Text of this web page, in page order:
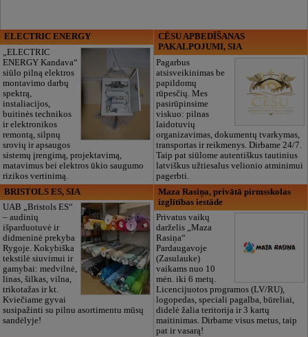
ELECTRIC ENERGY
„ELECTRIC
ENERGY Kandava“
siūlo pilną elektros
montavimo darbų
spektrą,
instaliacijos,
buitinės technikos
ir elektronikos
remontą, silpnų
srovių ir apsaugos
sistemų įrengimą, projektavimą,
matavimus bei elektros ūkio saugumo
rizikos vertinimą.
CĒSU APBEDĪŠANAS
PAKALPOJUMI, SIA
Pagarbus
atsisveikinimas be
papildomų
rūpesčių. Mes
pasirūpinsime
viskuo: pilnas
laidotuvių
organizavimas, dokumentų tvarkymas,
transportas ir reikmenys. Dirbame 24/7.
Taip pat siūlome autentiškus tautinius
latviškus užtiesalus velionio atminimui
pagerbti.
BRISTOLS ES, SIA
UAB „Bristols ES“
– audinių
išparduotuvė ir
didmeninė prekyba
Rygoje. Kokybiška
tekstilė siuvimui ir
gamybai: medvilnė,
linas, šilkas, vilna,
trikotažas ir kt.
Kviečiame gyvai
susipažinti su pilnu asortimentu mūsų
sandėlyje!
Maza Rasiņa, privātā pirmsskolas
izglītības iestāde
Privatus vaikų
darželis „Maza
Rasiņa“
Pardaugavoje
(Zasulauke)
vaikams nuo 10
mėn. iki 6 metų.
Licencijuotos programos (LV/RU),
logopedas, speciali pagalba, būreliai,
didelė žalia teritorija ir 3 kartų
maitinimas. Dirbame visus metus, taip
pat ir vasarą!